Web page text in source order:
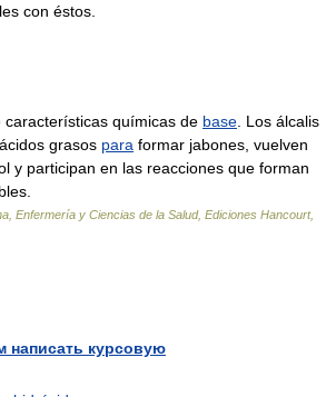
con éstos.
químicas de base . Los álcalis
grasos para formar jabones, vuelven
y participan en las reacciones que forman
Enfermería y Ciencias de la Salud, Ediciones Hancourt,
написать курсовую